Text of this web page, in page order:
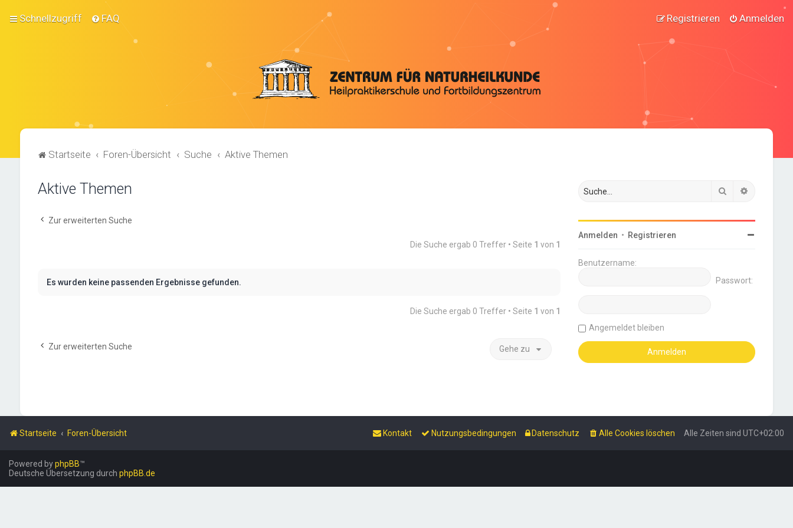
Schnellzugriff FAQ Anmelden
Registrieren
Startseite Foren-Übersicht Suche Aktive Themen
Aktive Themen
Zur erweiterten Suche
Die Suche ergab 0 Treffer • Seite 1 von 1
Es wurden keine passenden Ergebnisse gefunden.
Die Suche ergab 0 Treffer • Seite 1 von 1
Zur erweiterten Suche Gehe zu
Suche
Anmelden • Registrieren
Benutzername:
Passwort:
Angemeldet bleiben
Startseite Foren-Übersicht Alle Zeiten sind UTC+02:00
Alle Cookies löschen
Datenschutz
Nutzungsbedingungen
Kontakt
Powered byphpBB™
Deutsche Übersetzung durch phpBB.de